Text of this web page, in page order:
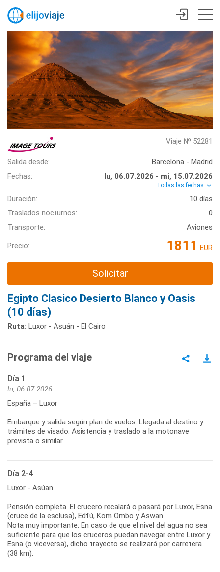
Viaje № 52281
Salida desde:
Barcelona - Madrid
Fechas:
lu, 06.07.2026 - mi, 15.07.2026
Todas las fechas
Duración:
10 días
Traslados nocturnos:
0
Transporte:
Aviones
Precio: 1811 EUR
Solicitar
Egipto Clasico Desierto Blanco y Oasis
(10 días)
Ruta: Luxor - Asuán - El Cairo
Programa del viaje
Día 1
lu, 06.07.2026
España – Luxor
Embarque y salida según plan de vuelos. Llegada al destino y
trámites de visado. Asistencia y traslado a la motonave
prevista o similar
Día 2-4
Luxor - Asúan
Pensión completa. El crucero recalará o pasará por Luxor, Esna
(cruce de la esclusa), Edfú, Kom Ombo y Aswan.
Nota muy importante: En caso de que el nivel del agua no sea
suficiente para que los cruceros puedan navegar entre Luxor y
Esna (o viceversa), dicho trayecto se realizará por carretera
(38 km).